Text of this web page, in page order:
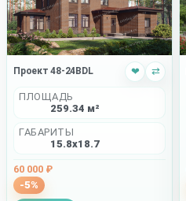
Проект 48-24BDL ❤ ⇄
ПЛОЩАДЬ
259.34 м²
ГАБАРИТЫ
15.8x18.7
60 000 ₽
-5%